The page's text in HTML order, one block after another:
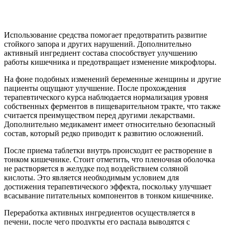
Использование средства помогает предотвратить развитие
стойкого запора и других нарушений. Дополнительно
активный ингредиент состава способствует улучшению
работы кишечника и предотвращает изменение микрофлоры.
На фоне подобных изменений беременные женщины и другие
пациенты ощущают улучшение. После прохождения
терапевтического курса наблюдается нормализация уровня
собственных ферментов в пищеварительном тракте, что также
считается преимуществом перед другими лекарствами.
Дополнительно медикамент имеет относительно безопасный
состав, который редко приводит к развитию осложнений.
После приема таблетки внутрь происходит ее растворение в
тонком кишечнике. Стоит отметить, что пленочная оболочка
не растворяется в желудке под воздействием соляной
кислоты. Это является необходимым условием для
достижения терапевтического эффекта, поскольку улучшает
всасывание питательных компонентов в тонком кишечнике.
Переработка активных ингредиентов осуществляется в
печени, после чего продукты его распада выводятся с